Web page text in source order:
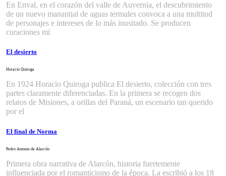
En Enval, en el corazón del valle de Auvernia, el descubrimiento
de un nuevo manantial de aguas termales convoca a una multitud
de personajes e intereses de lo más inusitado. Se producen
curaciones mi
El desierto
Horacio Quiroga
En 1924 Horacio Quiroga publica El desierto, colección con tres
partes claramente diferenciadas. En la primera se recogen dos
relatos de Misiones, a orillas del Paraná, un escenario tan querido
por el
El final de Norma
Pedro Antonio de Alarcón
Primera obra narrativa de Alarcón, historia fuertemente
influenciada por el romanticismo de la época. La escribió a los 18